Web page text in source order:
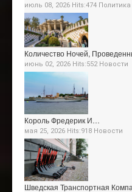
июль 08, 2026 Hits:474 Политика
Количество Ночей,
июнь 02, 2026 Hits:552 Новости
Король Фредерик И…
мая 25, 2026 Hits:918 Новости
Шведская Транспортная